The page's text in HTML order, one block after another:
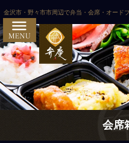
コンテンツへスキップ
金沢市・野々市市周辺で弁当・会席・オード
HOME
弁慶の想いとこだわり
ご注文方法・配達エリア
お客様の声
お問い合わせ
会席